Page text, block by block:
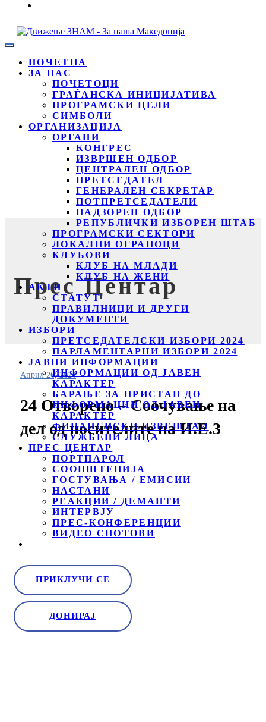
ПОЧЕТНА
ЗА НАС
ПОЧЕТОЦИ
ГРАЃАНСКА ИНИЦИЈАТИВА
ПРОГРАМСКИ ЦЕЛИ
СИМБОЛИ
ОРГАНИЗАЦИЈА
ОРГАНИ
КОНГРЕС
ИЗВРШЕН ОДБОР
ЦЕНТРАЛЕН ОДБОР
ПРЕТСЕДАТЕЛ
ГЕНЕРАЛЕН СЕКРЕТАР
ПОТПРЕТСЕДАТЕЛИ
НАДЗОРЕН ОДБОР
РЕПУБЛИЧКИ ИЗБОРЕН ШТАБ
ПРОГРАМСКИ СЕКТОРИ
ЛОКАЛНИ ОГРАНОЦИ
КЛУБОВИ
КЛУБ НА МЛАДИ
КЛУБ НА ЖЕНИ
АКТИ
СТАТУТ
ПРАВИЛНИЦИ И ДРУГИ
ДОКУМЕНТИ
ИЗБОРИ
ПРЕТСЕДАТЕЛСКИ ИЗБОРИ 2024
ПАРЛАМЕНТАРНИ ИЗБОРИ 2024
ЈАВНИ ИНФОРМАЦИИ
ИНФОРМАЦИИ ОД ЈАВЕН
КАРАКТЕР
БАРАЊЕ ЗА ПРИСТАП ДО
ИНФОРМАЦИИ ОД ЈАВЕН
КАРАКТЕР
ФИНАНСИСКИ ИЗВЕШТАИ
СЛУЖБЕНИ ЛИЦА
ПРЕС ЦЕНТАР
ПОРТПАРОЛ
СООПШТЕНИЈА
ГОСТУВАЊА / ЕМИСИИ
НАСТАНИ
РЕАКЦИИ / ДЕМАНТИ
ИНТЕРВЈУ
ПРЕС-КОНФЕРЕНЦИИ
ВИДЕО СПОТОВИ
ПРИКЛУЧИ СЕ
ДОНИРАЈ
Прес Центар
Април 26, 2024
24 Отворено – Соочување на
дел од носителите на И.Е.3